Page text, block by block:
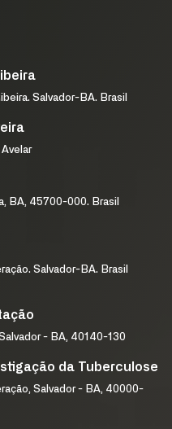
Salvador-BA. Brasil
BA, 45700-000. Brasil
Salvador-BA. Brasil
- BA, 40140-130
da Tuberculose
Salvador - BA, 40000-